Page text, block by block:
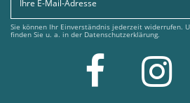
Sie können Ihr Einverständnis jederzeit widerrufen.
finden Sie u. a. in der Datenschutzerklärung.